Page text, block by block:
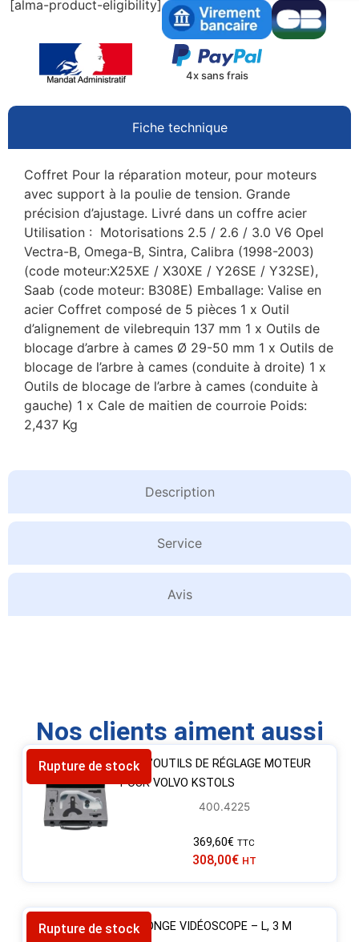
[alma-product-eligibility]
4x sans frais
Fiche technique
Description
Service
Avis
Coffret Pour la réparation moteur, pour moteurs
avec support à la poulie de tension. Grande
précision d’ajustage. Livré dans un coffre acier
Utilisation : Motorisations 2.5 / 2.6 / 3.0 V6 Opel
Vectra-B, Omega-B, Sintra, Calibra (1998-2003)
(code moteur:X25XE / X30XE / Y26SE / Y32SE),
Saab (code moteur: B308E) Emballage: Valise en
acier Coffret composé de 5 pièces 1 x Outil
d’alignement de vilebrequin 137 mm 1 x Outils de
blocage d’arbre à cames Ø 29-50 mm 1 x Outils de
blocage de l’arbre à cames (conduite à droite) 1 x
Outils de blocage de l’arbre à cames (conduite à
gauche) 1 x Cale de maitien de courroie Poids:
2,437 Kg
Nos clients aiment aussi
Rupture de stockJEU D’OUTILS DE RÉGLAGE MOTEUR
POUR VOLVO KSTOLS
400.4225
369,60€ TTC
308,00€ HT
Rupture de stockRALLONGE VIDÉOSCOPE – L, 3 M